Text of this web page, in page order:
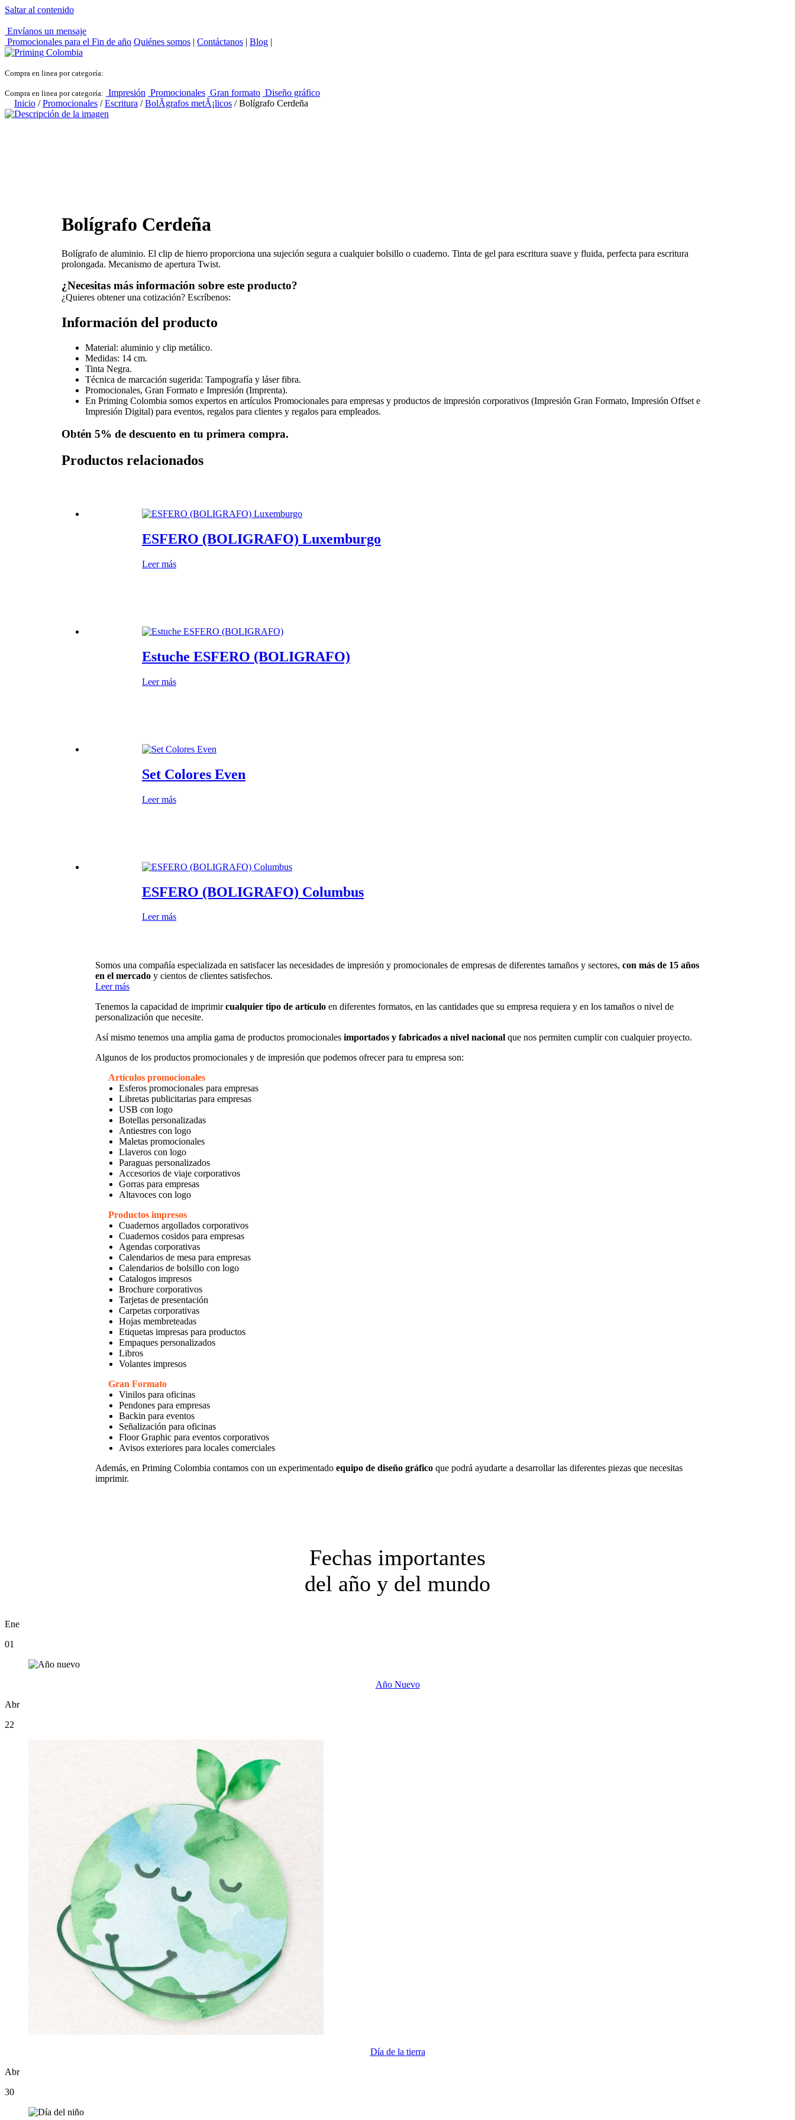
Saltar al contenido
Envíanos un mensaje
Promocionales para el Fin de año Quiénes somos | Contáctanos | Blog |
Compra en linea por categoría:
Compra en linea por categoría: Impresión Promocionales Gran formato Diseño gráfico
Inicio /Promocionales /Escritura /BolÃ­grafos metÃ¡licos / Bolígrafo Cerdeña
Bolígrafo Cerdeña
Bolígrafo de aluminio. El clip de hierro proporciona una sujeción segura a cualquier bolsillo o cuaderno. Tinta de gel para escritura suave y fluida, perfecta para escritura
prolongada. Mecanismo de apertura Twist.
¿Necesitas más información sobre este producto?
¿Quieres obtener una cotización? Escríbenos:
Información del producto
Material: aluminio y clip metálico.
Medidas: 14 cm.
Tinta Negra.
Técnica de marcación sugerida: Tampografía y láser fibra.
Promocionales, Gran Formato e Impresión (Imprenta).
En Priming Colombia somos expertos en artículos Promocionales para empresas y productos de impresión corporativos (Impresión Gran Formato, Impresión Offset e
Impresión Digital) para eventos, regalos para clientes y regalos para empleados.
Obtén 5% de descuento en tu primera compra.
Productos relacionados
ESFERO (BOLIGRAFO) Luxemburgo
Leer más
Estuche ESFERO (BOLIGRAFO)
Leer más
Set Colores Even
Leer más
ESFERO (BOLIGRAFO) Columbus
Leer más
Somos una compañía especializada en satisfacer las necesidades de impresión y promocionales de empresas de diferentes tamaños y sectores, con más de 15 años
en el mercadoy cientos de clientes satisfechos.
Leer más
Tenemos la capacidad de imprimircualquier tipo de artículoen diferentes formatos, en las cantidades que su empresa requiera y en los tamaños o nivel de
personalización que necesite.
Así mismo tenemos una amplia gama de productos promocionales importados y fabricados a nivel nacionalque nos permiten cumplir con cualquier proyecto.
Algunos de los productos promocionales y de impresión que podemos ofrecer para tu empresa son:
Artículos promocionales
Esferos promocionales para empresas
Libretas publicitarias para empresas
USB con logo
Botellas personalizadas
Antiestres con logo
Maletas promocionales
Llaveros con logo
Paraguas personalizados
Accesorios de viaje corporativos
Gorras para empresas
Altavoces con logo
Productos impresos
Cuadernos argollados corporativos
Cuadernos cosidos para empresas
Agendas corporativas
Calendarios de mesa para empresas
Calendarios de bolsillo con logo
Catalogos impresos
Brochure corporativos
Tarjetas de presentación
Carpetas corporativas
Hojas membreteadas
Etiquetas impresas para productos
Empaques personalizados
Libros
Volantes impresos
Gran Formato
Vinilos para oficinas
Pendones para empresas
Backin para eventos
Señalización para oficinas
Floor Graphic para eventos corporativos
Avisos exteriores para locales comerciales
Además, en Priming Colombia contamos con un experimentado equipo de diseño gráficoque podrá ayudarte a desarrollar las diferentes piezas que necesitas
imprimir.
Fechas importantes
del año y del mundo
Ene
01
Año Nuevo
Abr
22
Día de la tierra
Abr
30